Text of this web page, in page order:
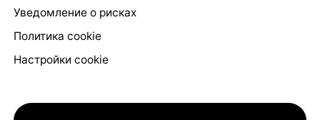
Уведомление о рисках
Политика cookie
Настройки cookie